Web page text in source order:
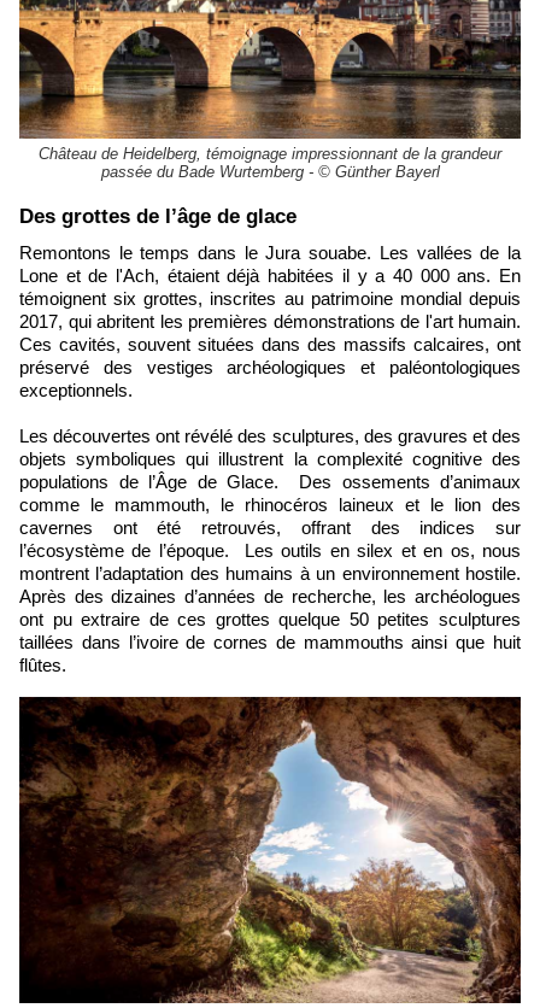
Château de Heidelberg, témoignage impressionnant de la grandeur
passée du Bade Wurtemberg - © Günther Bayerl
​Des grottes de l’âge de glace
Remontons le temps dans le Jura souabe. Les vallées de la
Lone et de l'Ach, étaient déjà habitées il y a 40 000 ans. En
témoignent six grottes, inscrites au patrimoine mondial depuis
2017, qui abritent les premières démonstrations de l'art humain.
Ces cavités, souvent situées dans des massifs calcaires, ont
préservé des vestiges archéologiques et paléontologiques
exceptionnels.
Les découvertes ont révélé des sculptures, des gravures et des
objets symboliques qui illustrent la complexité cognitive des
populations de l’Âge de Glace. Des ossements d’animaux
comme le mammouth, le rhinocéros laineux et le lion des
cavernes ont été retrouvés, offrant des indices sur
l’écosystème de l’époque. Les outils en silex et en os, nous
montrent l’adaptation des humains à un environnement hostile.
Après des dizaines d’années de recherche, les archéologues
ont pu extraire de ces grottes quelque 50 petites sculptures
taillées dans l’ivoire de cornes de mammouths ainsi que huit
flûtes.